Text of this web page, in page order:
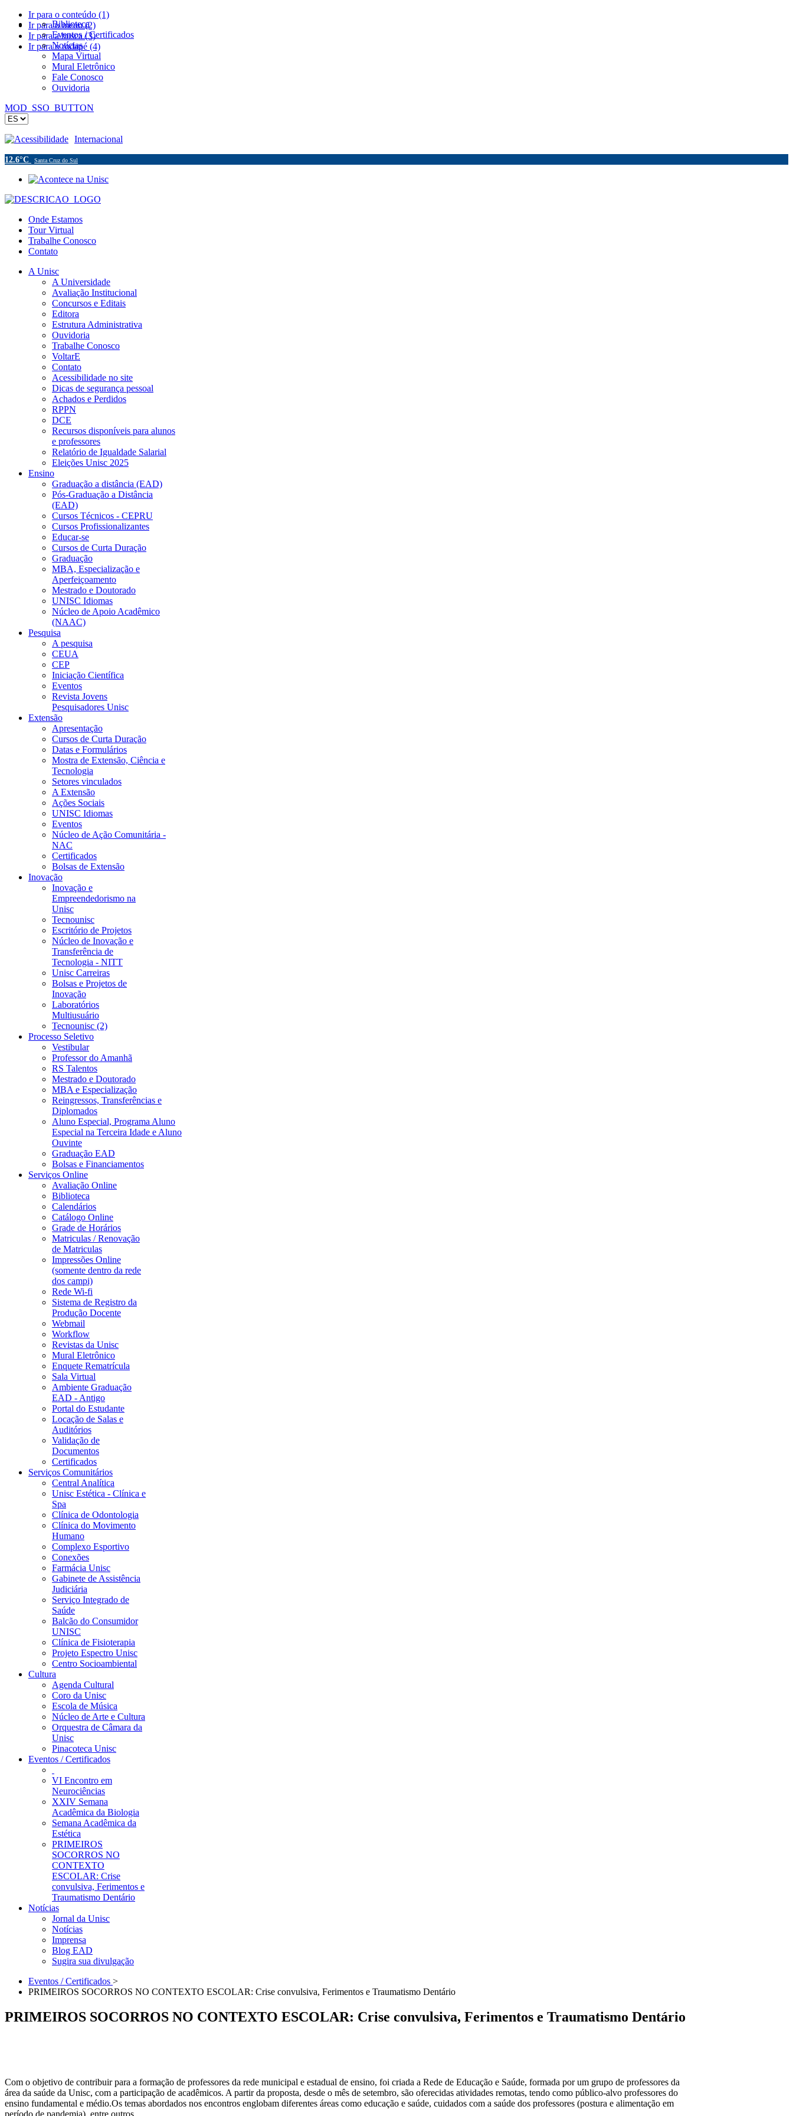
Ir para o conteúdo (1)
Ir para o menu (2)
Ir para a busca (3)
Ir para o rodapé (4)
Biblioteca
Eventos / Certificados
Notícias
Mapa Virtual
Mural Eletrônico
Fale Conosco
Ouvidoria
MOD_SSO_BUTTON
Acessibilidade Internacional
12.6°C Santa Cruz do Sul
Onde Estamos
Tour Virtual
Trabalhe Conosco
Contato
A Unisc
A Universidade
Avaliação Institucional
Concursos e Editais
Editora
Estrutura Administrativa
Ouvidoria
Trabalhe Conosco
VoltarE
Contato
Acessibilidade no site
Dicas de segurança pessoal
Achados e Perdidos
RPPN
DCE
Recursos disponíveis para alunos
e professores
Relatório de Igualdade Salarial
Eleições Unisc 2025
Ensino
Graduação a distância (EAD)
Pós-Graduação a Distância
(EAD)
Cursos Técnicos - CEPRU
Cursos Profissionalizantes
Educar-se
Cursos de Curta Duração
Graduação
MBA, Especialização e
Aperfeiçoamento
Mestrado e Doutorado
UNISC Idiomas
Núcleo de Apoio Acadêmico
(NAAC)
Pesquisa
A pesquisa
CEUA
CEP
Iniciação Científica
Eventos
Revista Jovens
Pesquisadores Unisc
Extensão
Apresentação
Cursos de Curta Duração
Datas e Formulários
Mostra de Extensão, Ciência e
Tecnologia
Setores vinculados
A Extensão
Ações Sociais
UNISC Idiomas
Eventos
Núcleo de Ação Comunitária -
NAC
Certificados
Bolsas de Extensão
Inovação
Inovação e
Empreendedorismo na
Unisc
Tecnounisc
Escritório de Projetos
Núcleo de Inovação e
Transferência de
Tecnologia - NITT
Unisc Carreiras
Bolsas e Projetos de
Inovação
Laboratórios
Multiusuário
Tecnounisc (2)
Processo Seletivo
Vestibular
Professor do Amanhã
RS Talentos
Mestrado e Doutorado
MBA e Especialização
Reingressos, Transferências e
Diplomados
Aluno Especial, Programa Aluno
Especial na Terceira Idade e Aluno
Ouvinte
Graduação EAD
Bolsas e Financiamentos
Serviços Online
Avaliação Online
Biblioteca
Calendários
Catálogo Online
Grade de Horários
Matriculas / Renovação
de Matriculas
Impressões Online
(somente dentro da rede
dos campi)
Rede Wi-fi
Sistema de Registro da
Produção Docente
Webmail
Workflow
Revistas da Unisc
Mural Eletrônico
Enquete Rematrícula
Sala Virtual
Ambiente Graduação
EAD - Antigo
Portal do Estudante
Locação de Salas e
Auditórios
Validação de
Documentos
Certificados
Serviços Comunitários
Central Analítica
Unisc Estética - Clínica e
Spa
Clínica de Odontologia
Clínica do Movimento
Humano
Complexo Esportivo
Conexões
Farmácia Unisc
Gabinete de Assistência
Judiciária
Serviço Integrado de
Saúde
Balcão do Consumidor
UNISC
Clínica de Fisioterapia
Projeto Espectro Unisc
Centro Socioambiental
Cultura
Agenda Cultural
Coro da Unisc
Escola de Música
Núcleo de Arte e Cultura
Orquestra de Câmara da
Unisc
Pinacoteca Unisc
Eventos / Certificados
VI Encontro em
Neurociências
XXIV Semana
Acadêmica da Biologia
Semana Acadêmica da
Estética
PRIMEIROS
SOCORROS NO
CONTEXTO
ESCOLAR: Crise
convulsiva, Ferimentos e
Traumatismo Dentário
Notícias
Jornal da Unisc
Notícias
Imprensa
Blog EAD
Sugira sua divulgação
Eventos / Certificados >
PRIMEIROS SOCORROS NO CONTEXTO ESCOLAR: Crise convulsiva, Ferimentos e Traumatismo Dentário
PRIMEIROS SOCORROS NO CONTEXTO ESCOLAR: Crise convulsiva, Ferimentos e Traumatismo Dentário
Com o objetivo de contribuir para a formação de professores da rede municipal e estadual de ensino, foi criada a Rede de Educação e Saúde, formada por um grupo de professores da
área da saúde da Unisc, com a participação de acadêmicos. A partir da proposta, desde o mês de setembro, são oferecidas atividades remotas, tendo como público-alvo professores do
ensino fundamental e médio.Os temas abordados nos encontros englobam diferentes áreas como educação e saúde, cuidados com a saúde dos professores (postura e alimentação em
período de pandemia), entre outros.